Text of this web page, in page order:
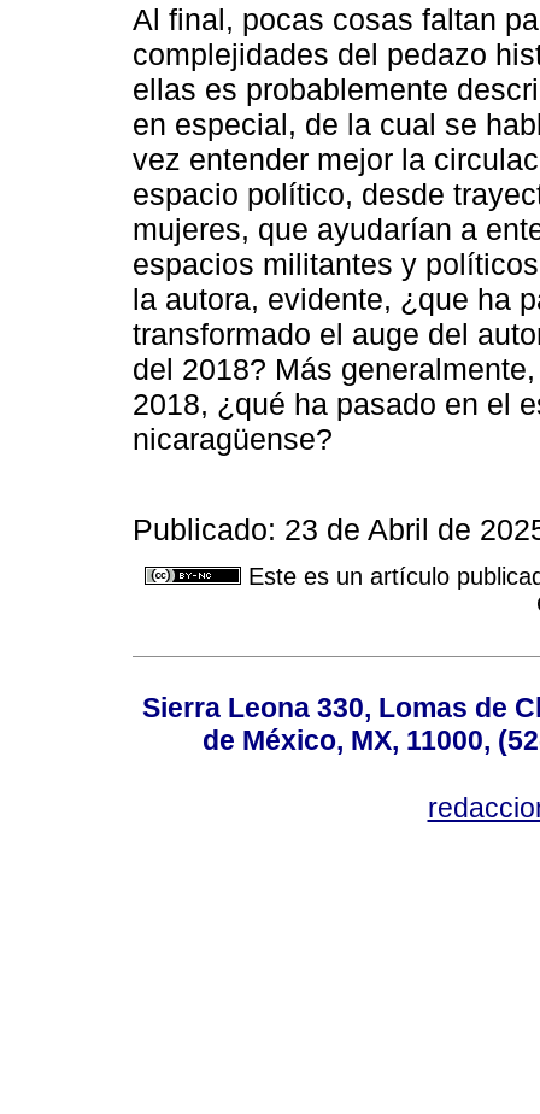
Al final, pocas cosas faltan
complejidades del pedazo
ellas es probablemente
en especial, de la cual se
vez entender mejor la
espacio político, desde
mujeres, que ayudarían a
espacios militantes y
la autora, evidente, ¿que ha
transformado el auge del
del 2018? Más
2018, ¿qué ha pasado en el
nicaragüense?
Publicado: 23 de Abril de
Este es un artículo
Sierra Leona 330, Lomas de
de México, MX, 11000,